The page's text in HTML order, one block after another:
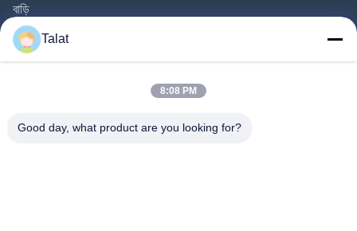
বাড়ি
পণ্য
আমাদের সম্পর্কে
মান নিয়ন্ত্রণ
Talat
8:08 PM
Good day, what product are you looking for?